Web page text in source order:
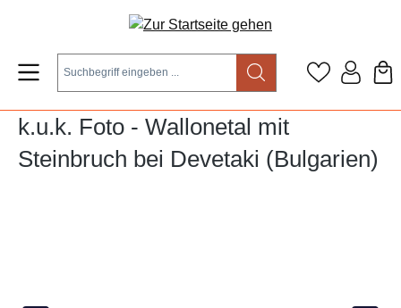
Zum Hauptinhalt springen
k.u.k. Foto - Wallonetal mit
Steinbruch bei Devetaki (Bulgarien)